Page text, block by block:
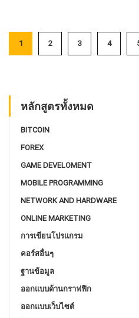
1 2 3 4
หลักสูตรทั้งหมด
BITCOIN
FOREX
GAME DEVELOMENT
MOBILE PROGRAMMING
NETWORK AND HARDWARE
ONLINE MARKETING
การเขียนโปรแกรม
คอร์สอื่นๆ
ฐานข้อมูล
ออกแบบด้านกราฟฟิก
ออกแบบเว็บไซต์